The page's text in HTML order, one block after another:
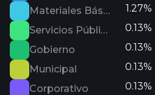
Materiales Básicos
1.27%
Servicios Públicos
0.13%
Gobierno
0.13%
Municipal
0.13%
Corporativo
0.13%